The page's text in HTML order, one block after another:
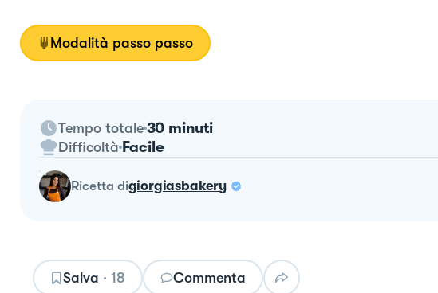
Modalità passo passo
Tempo totale 30 minuti
Difficoltà Facile
ricetta digiorgiasbakery
Salva · 18 Commenta